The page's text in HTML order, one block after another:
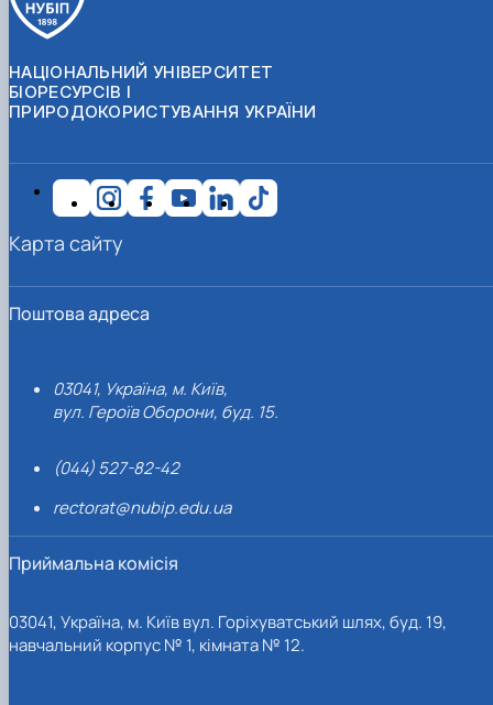
НАЦІОНАЛЬНИЙ УНІВЕРСИТЕТ
БІОРЕСУРСІВ І
ПРИРОДОКОРИСТУВАННЯ УКРАЇНИ
Поштова адреса
03041, Україна, м. Київ,
вул. Героїв Оборони, буд. 15.
(044) 527-82-42
rectorat@nubip.edu.ua
Приймальна комісія
03041, Україна, м. Київ вул. Горіхуватський шлях, буд. 19,
навчальний корпус № 1, кімната № 12.
Карта сайту